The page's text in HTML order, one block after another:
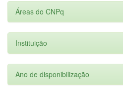
Áreas do CNPq
Instituição
Ano de disponibilização